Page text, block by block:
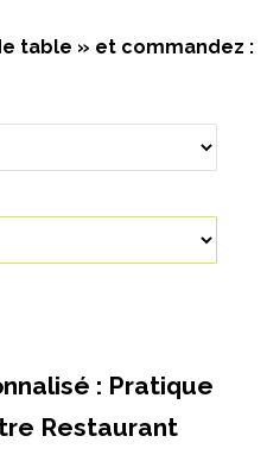
table » et commandez :